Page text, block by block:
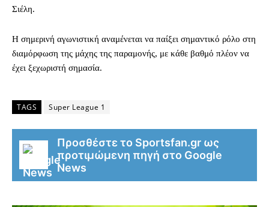
Σιέλη.
Η σημερινή αγωνιστική αναμένεται να παίξει σημαντικό ρόλο στη
διαμόρφωση της μάχης της παραμονής, με κάθε βαθμό πλέον να
έχει ξεχωριστή σημασία.
TAGS Super League 1
Προσθέστε το Sportsfan.gr ως
προτιμώμενη πηγή στο Google
News